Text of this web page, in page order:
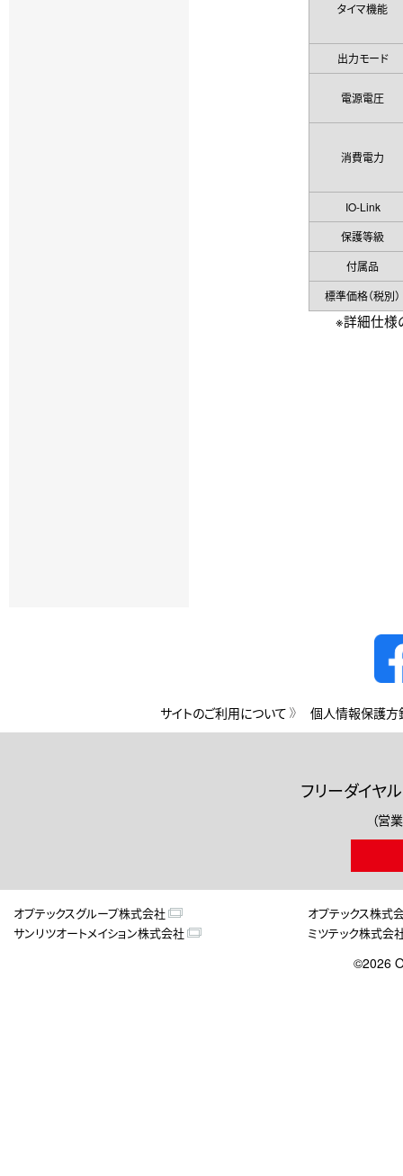
タイマ機能
出力モード
電源電圧
消費電力
IO-Link
保護等級
付属品
標準価格（税別）
※詳細仕様の
サイトのご利用について 個人情報保護方
フリーダイヤル
（営
オプテックスグループ株式会社
オプテックス株式
サンリツオートメイション株式会社
ミツテック株式会
©2026